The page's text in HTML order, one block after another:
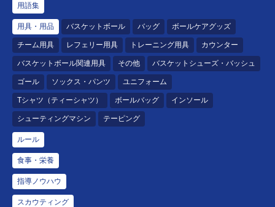
用語集
用具・用品 バスケットボール バッグ ボールケアグッズ
チーム用具 レフェリー用具 トレーニング用具 カウンター
バスケットボール関連用具 その他 バスケットシューズ・バッシュ
ゴール ソックス・パンツ ユニフォーム
Tシャツ（ティーシャツ） ボールバッグ インソール
シューティングマシン テーピング
ルール
食事・栄養
指導ノウハウ
スカウティング